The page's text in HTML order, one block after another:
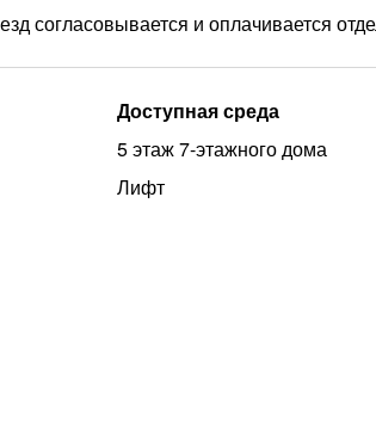
согласовывается и оплачивается
Доступная среда
5 этаж 7-этажного дома
Лифт